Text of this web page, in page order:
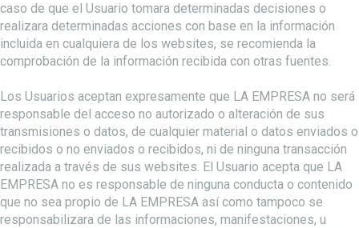
caso de que el Usuario tomara determinadas decisiones o
realizara determinadas acciones con base en la información
incluida en cualquiera de los websites, se recomienda la
comprobación de la información recibida con otras fuentes.
Los Usuarios aceptan expresamente que LA EMPRESA no será
responsable del acceso no autorizado o alteración de sus
transmisiones o datos, de cualquier material o datos enviados o
recibidos o no enviados o recibidos, ni de ninguna transacción
realizada a través de sus websites. El Usuario acepta que LA
EMPRESA no es responsable de ninguna conducta o contenido
que no sea propio de LA EMPRESA así como tampoco se
responsabilizara de las informaciones, manifestaciones, u